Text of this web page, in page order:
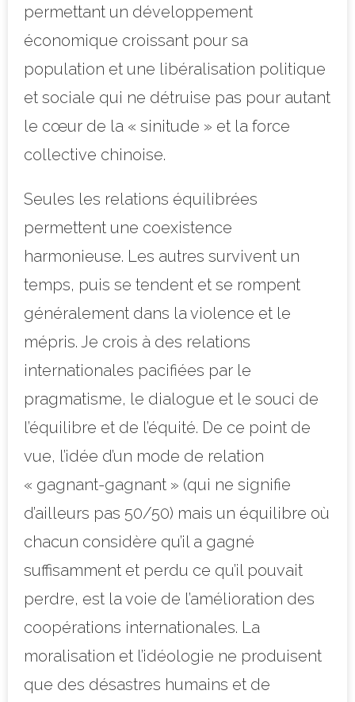
permettant un développement
économique croissant pour sa
population et une libéralisation politique
et sociale qui ne détruise pas pour autant
le cœur de la « sinitude » et la force
collective chinoise.
Seules les relations équilibrées
permettent une coexistence
harmonieuse. Les autres survivent un
temps, puis se tendent et se rompent
généralement dans la violence et le
mépris. Je crois à des relations
internationales pacifiées par le
pragmatisme, le dialogue et le souci de
l’équilibre et de l’équité. De ce point de
vue, l’idée d’un mode de relation
« gagnant-gagnant » (qui ne signifie
d’ailleurs pas 50/50) mais un équilibre où
chacun considère qu’il a gagné
suffisamment et perdu ce qu’il pouvait
perdre, est la voie de l’amélioration des
coopérations internationales. La
moralisation et l’idéologie ne produisent
que des désastres humains et de